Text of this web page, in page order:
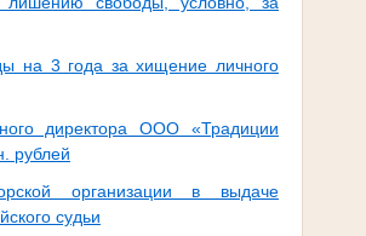
на 3 года за хищение личного
директора ООО «Традиции
рублей
организации в выдаче
судьи